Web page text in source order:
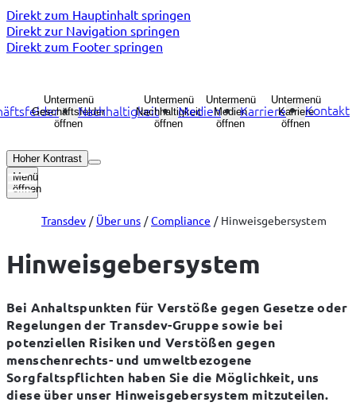
Direkt zum Hauptinhalt springen
Direkt zur Navigation springen
Direkt zum Footer springen
Untermenü
Geschäftsfelder
öffnen
Nachhaltigkeit
Untermenü
Nachhaltigkeit
öffnen
Medien
Untermenü
Medien
öffnen
Karriere
Untermenü
Karriere
öffnen
Kontakt
Hoher Kontrast
Menü
öffnen
Transdev Über uns Compliance Hinweisgebersystem
Hinweisgebersystem
Bei Anhaltspunkten für Verstöße gegen Gesetze oder
Regelungen der Transdev-Gruppe sowie bei
potenziellen Risiken und Verstößen gegen
menschenrechts- und umweltbezogene
Sorgfaltspflichten haben Sie die Möglichkeit, uns
diese über unser Hinweisgebersystem mitzuteilen.